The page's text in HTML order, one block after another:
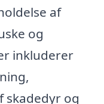
af
og
inkluderer
og